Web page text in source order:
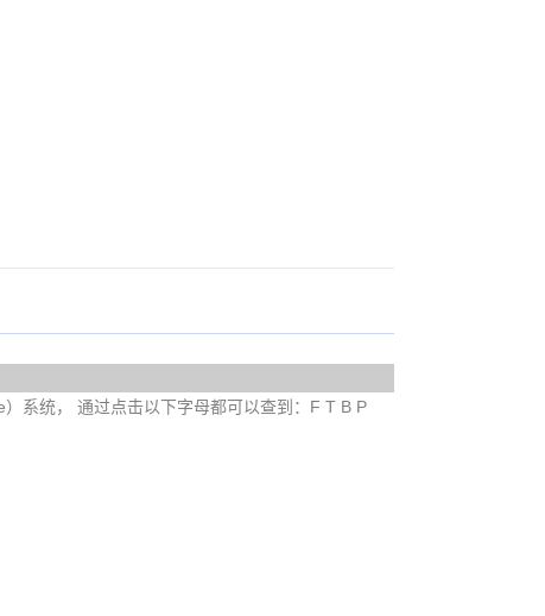
系统， 通过点击以下字母都可以查到：F T B P